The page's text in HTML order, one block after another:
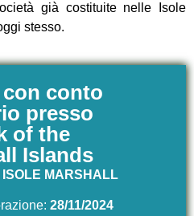
già costituite nelle Isole
stesso.
conto
presso
of the
Islands
ISOLE MARSHALL
28/11/2024